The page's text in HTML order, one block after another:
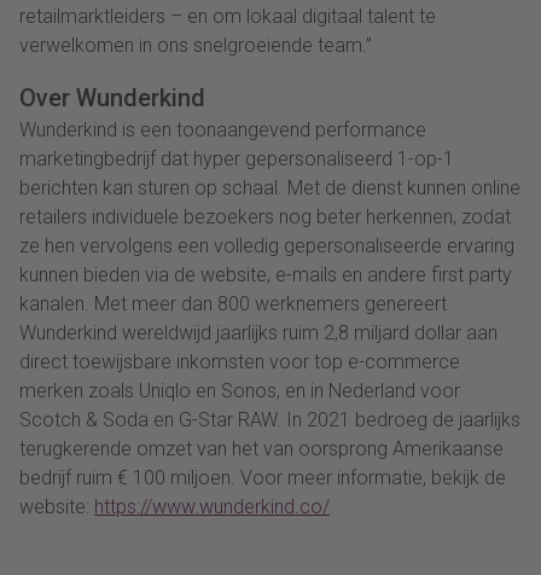
retailmarktleiders – en om lokaal digitaal talent te
verwelkomen in ons snelgroeiende team.”
Over Wunderkind
Wunderkind is een toonaangevend performance
marketingbedrijf dat hyper gepersonaliseerd 1-op-1
berichten kan sturen op schaal. Met de dienst kunnen online
retailers individuele bezoekers nog beter herkennen, zodat
ze hen vervolgens een volledig gepersonaliseerde ervaring
kunnen bieden via de website, e-mails en andere first party
kanalen. Met meer dan 800 werknemers genereert
Wunderkind wereldwijd jaarlijks ruim 2,8 miljard dollar aan
direct toewijsbare inkomsten voor top e-commerce
merken zoals Uniqlo en Sonos, en in Nederland voor
Scotch & Soda en G-Star RAW. In 2021 bedroeg de jaarlijks
terugkerende omzet van het van oorsprong Amerikaanse
bedrijf ruim € 100 miljoen. Voor meer informatie, bekijk de
website: https://www.wunderkind.co/